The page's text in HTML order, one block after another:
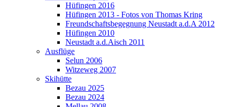
Hüfingen 2016
Hüfingen 2013 - Fotos von Thomas Kring
Freundschaftsbegegnung Neustadt a.d.A 2012
Hüfingen 2010
Neustadt a.d.Aisch 2011
Ausflüge
Selun 2006
Witzeweg 2007
Skihütte
Bezau 2025
Bezau 2024